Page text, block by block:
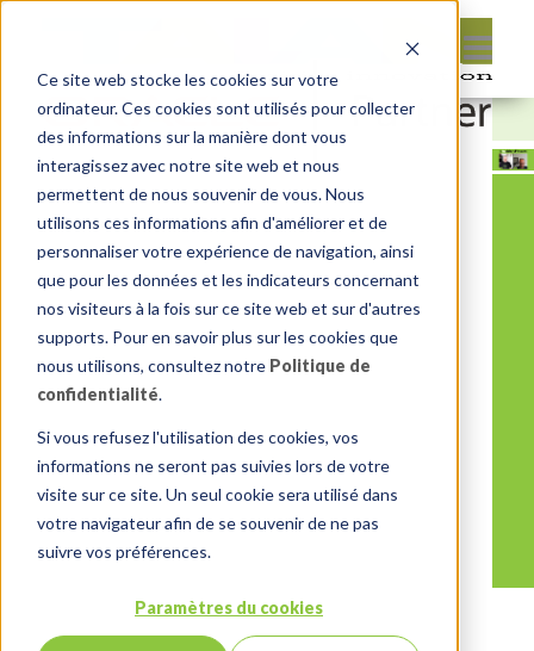
Ce site web stocke les cookies sur votre
ordinateur. Ces cookies sont utilisés pour collecter
des informations sur la manière dont vous
interagissez avec notre site web et nous
permettent de nous souvenir de vous. Nous
utilisons ces informations afin d'améliorer et de
personnaliser votre expérience de navigation, ainsi
que pour les données et les indicateurs concernant
nos visiteurs à la fois sur ce site web et sur d'autres
supports. Pour en savoir plus sur les cookies que
nous utilisons, consultez notre Politique de
confidentialité.
Si vous refusez l'utilisation des cookies, vos
informations ne seront pas suivies lors de votre
visite sur ce site. Un seul cookie sera utilisé dans
votre navigateur afin de se souvenir de ne pas
suivre vos préférences.
Paramètres du cookies